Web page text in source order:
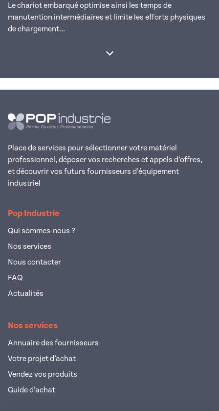
Le chariot embarqué optimise ainsi les temps de
manutention intermédiaires et limite les efforts physiques
de chargement...
Afficher la suite
Place de services pour sélectionner votre matériel
professionnel, déposer vos recherches et appels d’offres,
et découvrir vos futurs fournisseurs d’équipement
industriel
Pop Industrie
Qui sommes-nous ?
Nos services
Nous contacter
FAQ
Actualités
Nos services
Annuaire des fournisseurs
Votre projet d’achat
Vendez vos produits
Guide d’achat